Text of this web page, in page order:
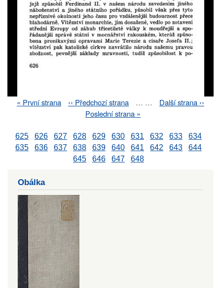
First
« První strana
Previous
‹‹ Předchozí strana … …
Next
Další strana ››
Last
Poslední strana »
625 626 627 628 629 630 631 632 633
634
635
636 637 638 639 640 641 642 643
644
645
646 647 648
Obálka